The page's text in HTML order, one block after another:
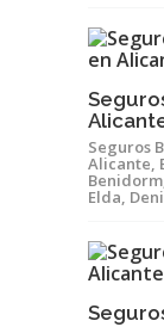
Seguros
Alicante,
Elda,